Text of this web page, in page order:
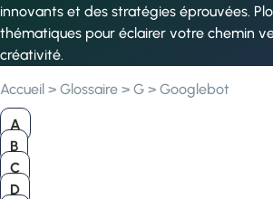
innovants et des stratégies éprouvées.
thématiques pour éclairer votre chemin
créativité.
Accueil > Glossaire > G > Googlebot
A
B
C
D